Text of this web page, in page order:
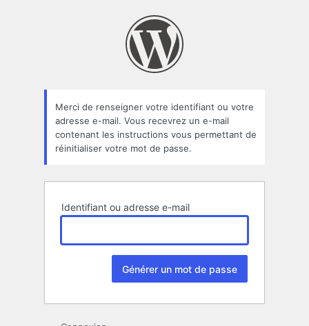
oublié
Merci de renseigner votre identifiant ou votre
adresse e-mail. Vous recevrez un e-mail
contenant les instructions vous permettant de
réinitialiser votre mot de passe.
Identifiant ou adresse e-mail